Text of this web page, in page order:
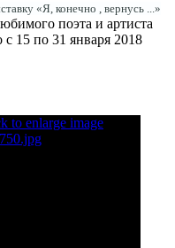
«Я, конечно , вернусь ...»
поэта и артиста
15 по 31 января 2018